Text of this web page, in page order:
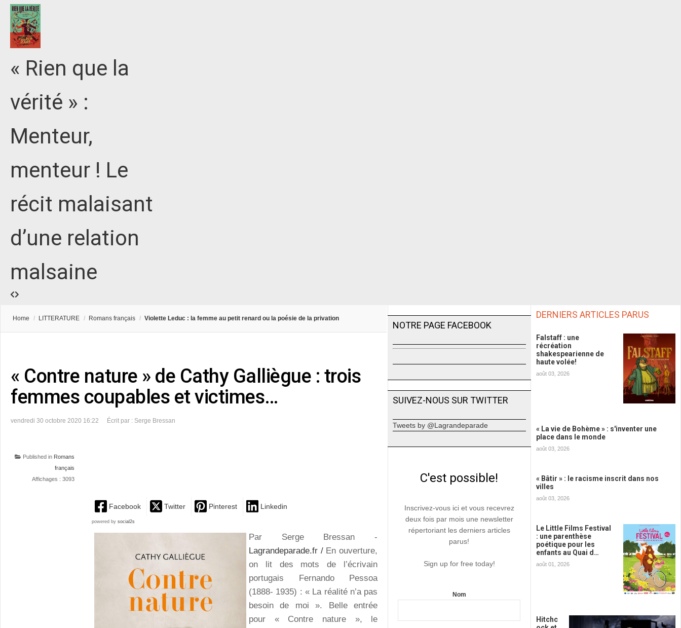
« Rien que la
vérité » :
Menteur,
menteur ! Le
récit malaisant
d’une relation
malsaine
Home / LITTERATURE / Romans français / Violette Leduc : la femme au petit renard ou la poésie de la privation
« Contre nature » de Cathy Galliègue : trois
femmes coupables et victimes…
vendredi 30 octobre 2020 16:22 Écrit par : Serge Bressan
Published in Romans
français
Affichages : 3093
Facebook Twitter Pinterest Linkedin
powered by social2s
Par Serge Bressan -
Lagrandeparade.fr /En ouverture,
on lit des mots de l’écrivain
portugais Fernando Pessoa
(1888- 1935) : « La réalité n’a pas
besoin de moi ». Belle entrée
pour « Contre nature », le
NOTRE PAGE FACEBOOK
SUIVEZ-NOUS SUR TWITTER
Tweets by @Lagrandeparade
C'est possible!
Inscrivez-vous ici et vous recevrez
deux fois par mois une newsletter
répertoriant les derniers articles
parus!
Sign up for free today!
Nom
DERNIERS ARTICLES PARUS
Falstaff : une
récréation
shakespearienne de
haute volée!
août 03, 2026
« La vie de Bohème » : s'inventer une
place dans le monde
août 03, 2026
« Bâtir » : le racisme inscrit dans nos
villes
août 03, 2026
Le Little Films Festival
: une parenthèse
poétique pour les
enfants au Quai d…
août 01, 2026
Hitchc